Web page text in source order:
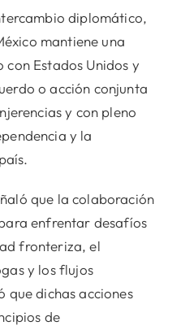
diplomático,
mantiene una
Estados Unidos y
o acción conjunta
y con pleno
y la
que la colaboración
enfrentar desafíos
fronteriza, el
y los flujos
dichas acciones
de